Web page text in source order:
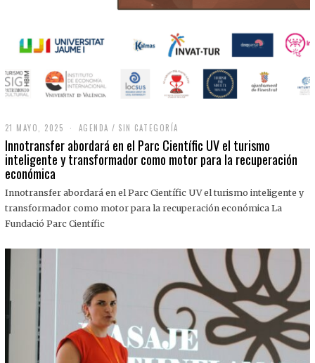
21 MAYO, 2025
M
A
Y
,
0
2
AGENDA / SIN CATEGORÍA
Innotransfer abordará en el Parc Científic UV el turismo
inteligente y transformador como motor para la recuperación
económica
Innotransfer abordará en el Parc Científic UV el turismo inteligente y
transformador como motor para la recuperación económica La
Fundació Parc Científic